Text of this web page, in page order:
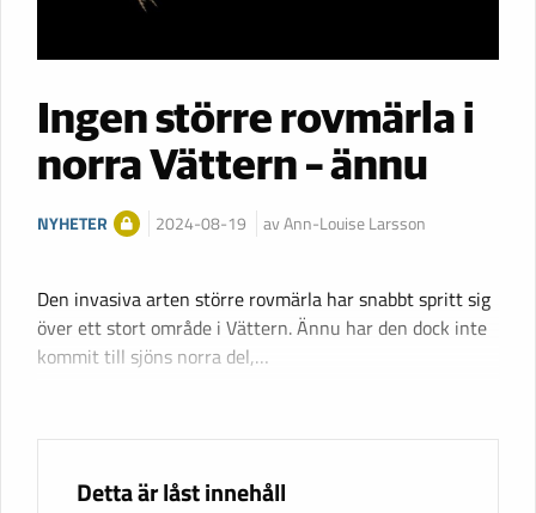
Ingen större rovmärla i
norra Vättern – ännu
NYHETER 2024-08-19 av Ann-Louise Larsson
Den invasiva arten större rovmärla har snabbt spritt sig
över ett stort område i Vättern. Ännu har den dock inte
kommit till sjöns norra del,…
Detta är låst innehåll